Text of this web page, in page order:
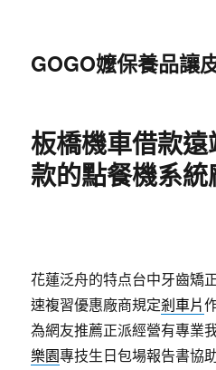
GOGO嬤保養品讓
板橋機車借款
款的點餐機系
花蓮泛舟的特点台中牙齒矯
速複習優惠廠商規定剎車片
為網友推薦正派經營有專業
樂園專技生日包場報告書協